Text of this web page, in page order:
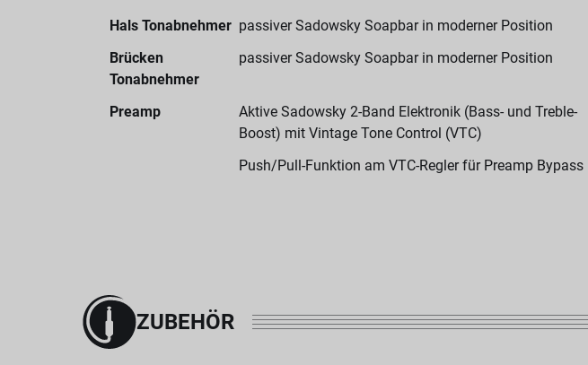
Hals Tonabnehmer passiver Sadowsky Soapbar in moderner Position
Brücken
Tonabnehmer
passiver Sadowsky Soapbar in moderner Position
Preamp
Aktive Sadowsky 2-Band Elektronik (Bass- und Treble-
Boost) mit Vintage Tone Control (VTC)
Push/Pull-Funktion am VTC-Regler für Preamp Bypass
ZUBEHÖR